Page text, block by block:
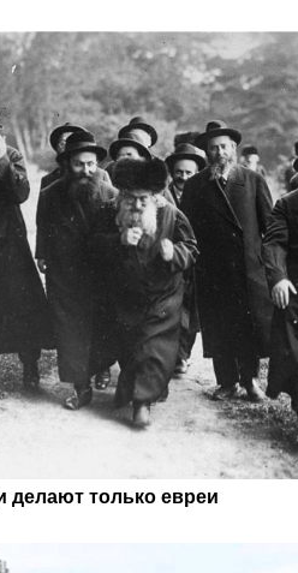
делают только евреи